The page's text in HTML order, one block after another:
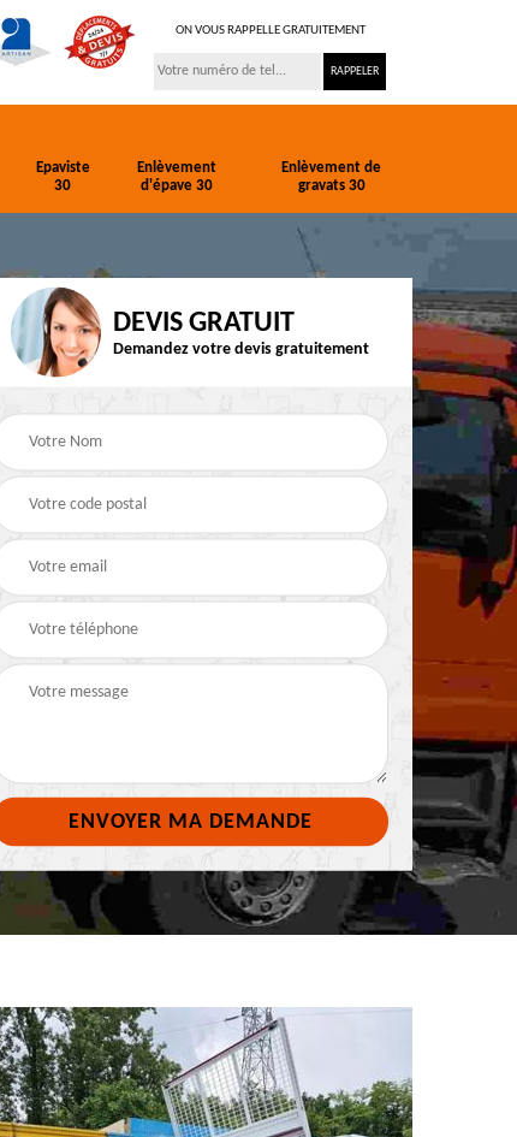
ON VOUS RAPPELLE GRATUITEMENT
Epaviste
30
Enlèvement
d'épave 30
Enlèvement de
gravats 30
terrassement 30
Epaviste 30
DEVIS GRATUIT
Demandez votre devis gratuitement